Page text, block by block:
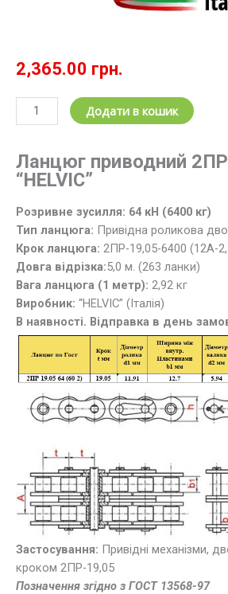
2,365.00 грн.
Ланцюг
роликовий
2ПР-19.05-
6400
HELVIC
(Італія)
L=5,0
м
кількість
Додати в кошик
Ланцюг приводний
“HELVIC”
Розривне зусилля: 64 кН (6400 кг)
Тип ланцюга: Привідна роликова
Крок ланцюга: 2ПР-19,05-6400 (12А-
Довга відрізка:5,0 м. (263 ланки)
Вага ланцюга (1 метр): 2,92 кг
Виробник: “HELVIC” (Італія)
В наявності. Відправка в день
Застосування: Привідні механізми,
кроком 2ПР-19,05
Позначення згідно з ГОСТ 13568-97